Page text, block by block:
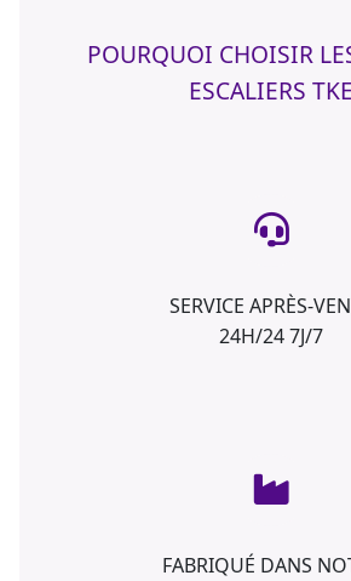
POURQUOI CHOISIR
ESCALIERS TKE
SERVICE APRÈS-
24H/24 7J/7
FABRIQUÉ DANS